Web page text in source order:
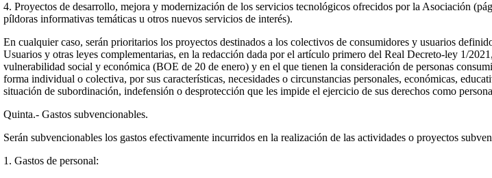
4. Proyectos de desarrollo, mejora y modernización de los servicios tecnológicos ofrecidos por la Asociación
píldoras informativas temáticas u otros nuevos servicios de interés).
En cualquier caso, serán prioritarios los proyectos destinados a los colectivos de consumidores y usuarios
Usuarios y otras leyes complementarias, en la redacción dada por el artículo primero del Real Decreto-ley 1/
vulnerabilidad social y económica (BOE de 20 de enero) y en el que tienen la consideración de personas
forma individual o colectiva, por sus características, necesidades o circunstancias personales, económicas,
situación de subordinación, indefensión o desprotección que les impide el ejercicio de sus derechos como
Quinta.- Gastos subvencionables.
Serán subvencionables los gastos efectivamente incurridos en la realización de las actividades o proyectos
1. Gastos de personal: